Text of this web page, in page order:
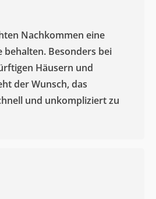
Nachkommen eine
Besonders bei
Häusern und
der Wunsch, das
und unkompliziert zu